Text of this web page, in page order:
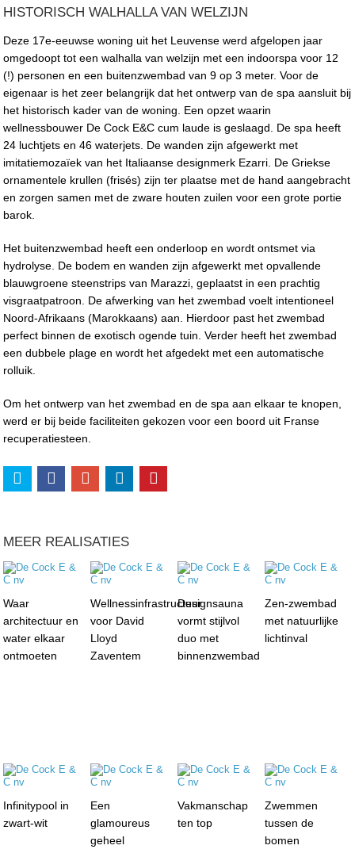
HISTORISCH WALHALLA VAN WELZIJN
Deze 17e-eeuwse woning uit het Leuvense werd afgelopen jaar
omgedoopt tot een walhalla van welzijn met een indoorspa voor 12
(!) personen en een buitenzwembad van 9 op 3 meter. Voor de
eigenaar is het zeer belangrijk dat het ontwerp van de spa aansluit bij
het historisch kader van de woning. Een opzet waarin
wellnessbouwer De Cock E&C cum laude is geslaagd. De spa heeft
24 luchtjets en 46 waterjets. De wanden zijn afgewerkt met
imitatiemozaïek van het Italiaanse designmerk Ezarri. De Griekse
ornamentele krullen (frisés) zijn ter plaatse met de hand aangebracht
en zorgen samen met de zware houten zuilen voor een grote portie
barok.
Het buitenzwembad heeft een onderloop en wordt ontsmet via
hydrolyse. De bodem en wanden zijn afgewerkt met opvallende
blauwgroene steenstrips van Marazzi, geplaatst in een prachtig
visgraatpatroon. De afwerking van het zwembad voelt intentioneel
Noord-Afrikaans (Marokkaans) aan. Hierdoor past het zwembad
perfect binnen de exotisch ogende tuin. Verder heeft het zwembad
een dubbele plage en wordt het afgedekt met een automatische
rolluik.
Om het ontwerp van het zwembad en de spa aan elkaar te knopen,
werd er bij beide faciliteiten gekozen voor een boord uit Franse
recuperatiesteen.
MEER REALISATIES
Waar
architectuur en
water elkaar
ontmoeten
Wellnessinfrastructuur
voor David
Lloyd
Zaventem
Designsauna
vormt stijlvol
duo met
binnenzwembad
Zen-zwembad
met natuurlijke
lichtinval
Infinitypool in
zwart-wit
Een
glamoureus
geheel
Vakmanschap
ten top
Zwemmen
tussen de
bomen